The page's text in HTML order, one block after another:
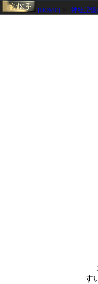
[HOME] [神社記憶]
す